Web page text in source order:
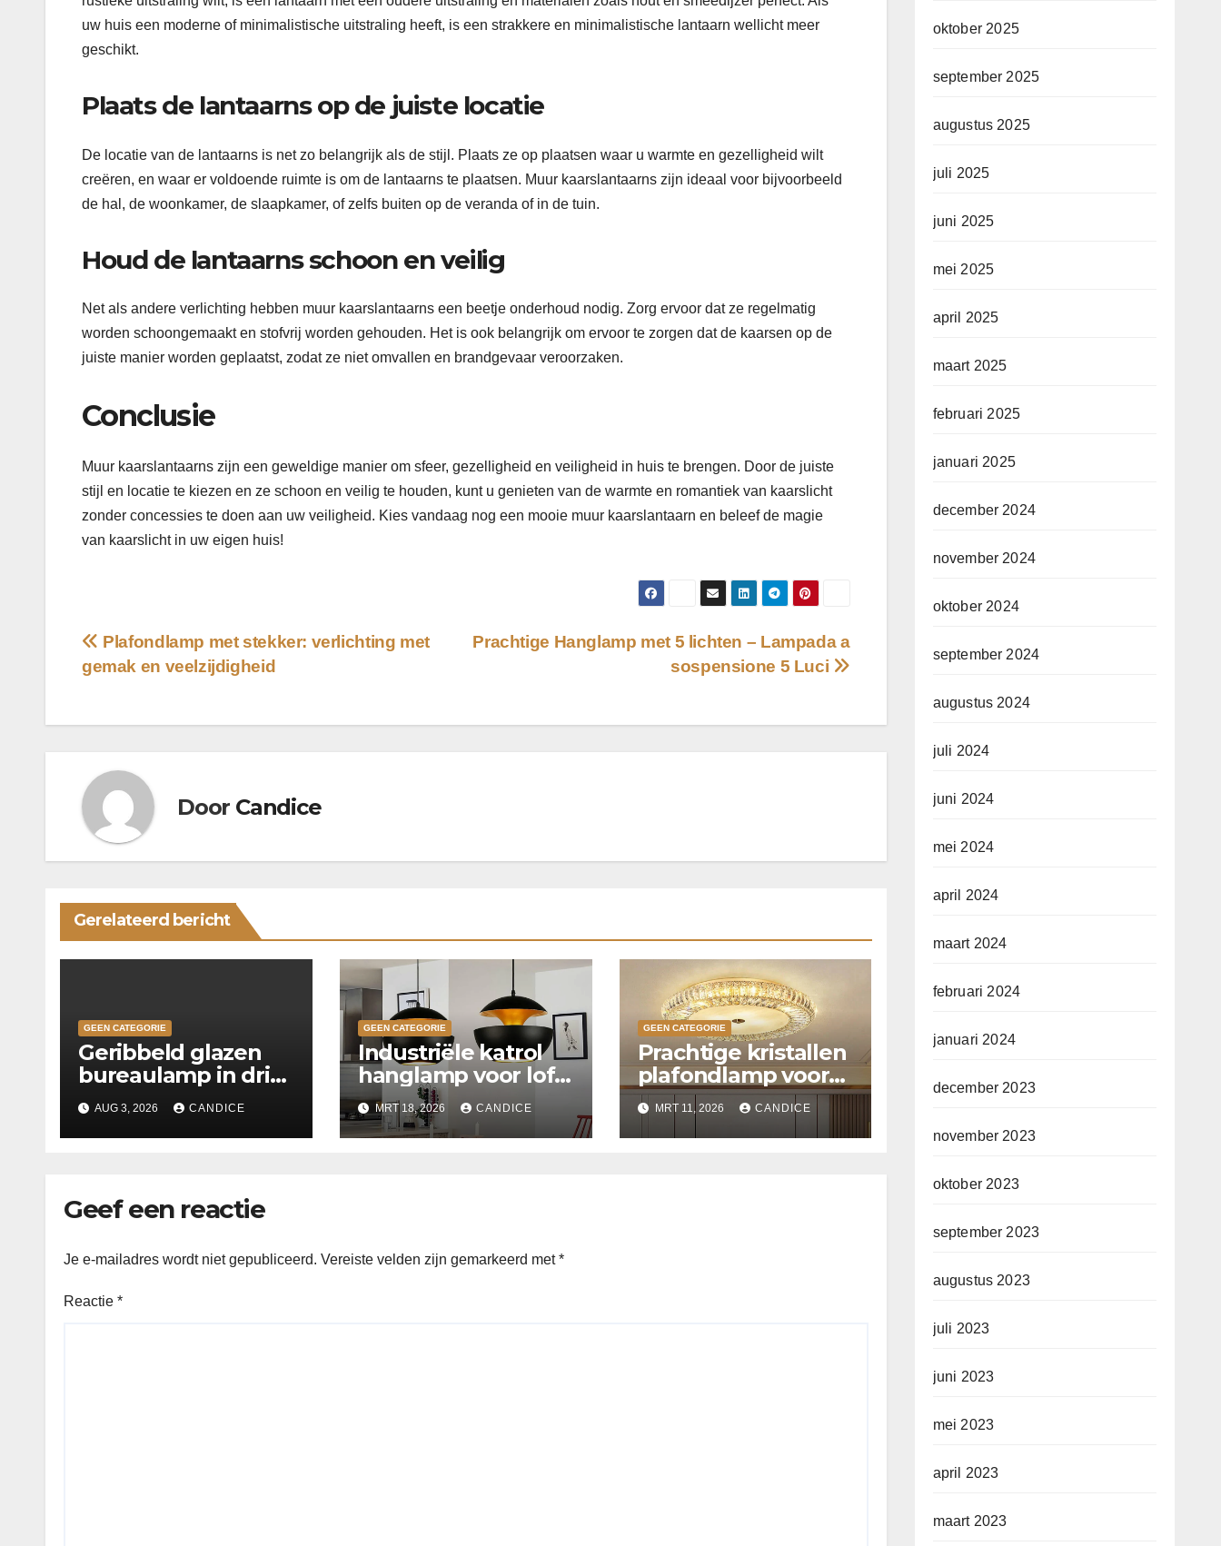
uw huis een moderne of minimalistische uitstraling heeft, is een strakkere en minimalistische lantaarn wellicht meer
geschikt.
Plaats de lantaarns op de juiste locatie
De locatie van de lantaarns is net zo belangrijk als de stijl. Plaats ze op plaatsen waar u warmte en gezelligheid wilt
creëren, en waar er voldoende ruimte is om de lantaarns te plaatsen. Muur kaarslantaarns zijn ideaal voor bijvoorbeeld
de hal, de woonkamer, de slaapkamer, of zelfs buiten op de veranda of in de tuin.
Houd de lantaarns schoon en veilig
Net als andere verlichting hebben muur kaarslantaarns een beetje onderhoud nodig. Zorg ervoor dat ze regelmatig
worden schoongemaakt en stofvrij worden gehouden. Het is ook belangrijk om ervoor te zorgen dat de kaarsen op de
juiste manier worden geplaatst, zodat ze niet omvallen en brandgevaar veroorzaken.
Conclusie
Muur kaarslantaarns zijn een geweldige manier om sfeer, gezelligheid en veiligheid in huis te brengen. Door de juiste
stijl en locatie te kiezen en ze schoon en veilig te houden, kunt u genieten van de warmte en romantiek van kaarslicht
zonder concessies te doen aan uw veiligheid. Kies vandaag nog een mooie muur kaarslantaarn en beleef de magie
van kaarslicht in uw eigen huis!
Bericht
navigatie
Prachtige Hanglamp met 5 lichten – Lampada a
sospensione 5 Luci
Plafondlamp met stekker: verlichting met
gemak en veelzijdigheid
Door Candice
Gerelateerd bericht
GEEN CATEGORIE
Geribbeld glazen
bureaulamp in drie
kleuren
AUG 3, 2026 CANDICE
GEEN CATEGORIE
Industriële katrol
hanglamp voor loft
keuken
MRT 18, 2026 CANDICE
GEEN CATEGORIE
Prachtige kristallen
plafondlamp voor
slaapkamer
MRT 11, 2026 CANDICE
Geef een reactie
Je e-mailadres wordt niet gepubliceerd. Vereiste velden zijn gemarkeerd met*
Reactie *
oktober 2025
september 2025
augustus 2025
juli 2025
juni 2025
mei 2025
april 2025
maart 2025
februari 2025
januari 2025
december 2024
november 2024
oktober 2024
september 2024
augustus 2024
juli 2024
juni 2024
mei 2024
april 2024
maart 2024
februari 2024
januari 2024
december 2023
november 2023
oktober 2023
september 2023
augustus 2023
juli 2023
juni 2023
mei 2023
april 2023
maart 2023